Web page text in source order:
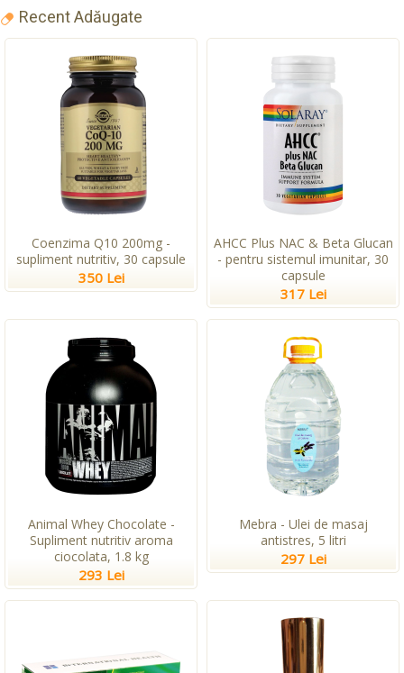
Recent Adăugate
Coenzima Q10 200mg -
supliment nutritiv, 30 capsule
350 Lei
AHCC Plus NAC & Beta Glucan
- pentru sistemul imunitar, 30
capsule
317 Lei
Animal Whey Chocolate -
Supliment nutritiv aroma
ciocolata, 1.8 kg
293 Lei
Mebra - Ulei de masaj
antistres, 5 litri
297 Lei